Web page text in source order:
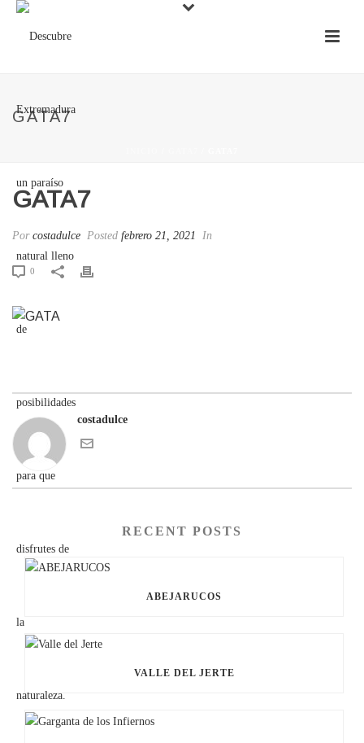
GATA7
GATA7
Por costadulce Posted febrero 21, 2021 In
0
costadulce
RECENT POSTS
ABEJARUCOS
VALLE DEL JERTE